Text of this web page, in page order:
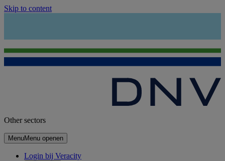
Skip to content
Other sectors
MenuMenu openen
Login bij Veracity